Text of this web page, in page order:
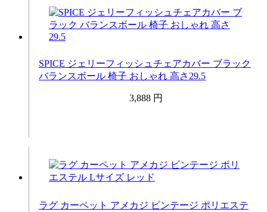
SPICE ジェリーフィッシュチェアカバー ブラック
バランスボール 椅子 おしゃれ 高さ29.5
3,888 円
ラグ カーペット アメカジ ビンテージ ポリエステ